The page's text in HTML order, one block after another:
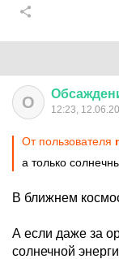
О 12:23,
От пользователя
а только
В ближнем
А если даже за
солнечной